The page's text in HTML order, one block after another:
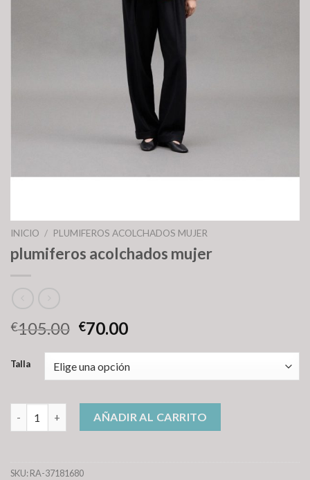
INICIO / PLUMIFEROS ACOLCHADOS MUJER
plumiferos acolchados mujer
€105.00 €70.00
Talla
plumiferos acolchados mujer cantidad
AÑADIR AL CARRITO
SKU:RA-37181680